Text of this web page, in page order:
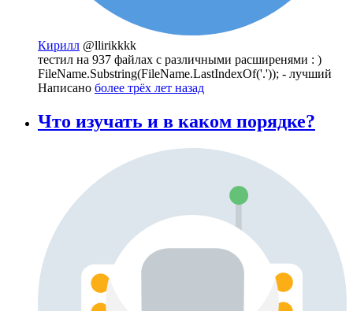
Кирилл @llirikkkk
тестил на 937 файлах с различными расширенями : )
FileName.Substring(FileName.LastIndexOf('.')); - лучший
Написано более трёх лет назад
Что изучать и в каком порядке?